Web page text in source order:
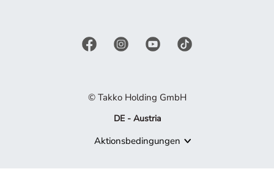
© Takko Holding GmbH
DE - Austria
Aktionsbedingungen